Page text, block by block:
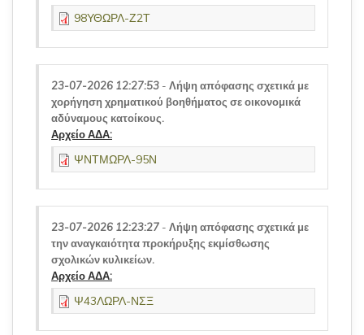
98ΥΘΩΡΛ-Ζ2Τ
23-07-2026 12:27:53 - Λήψη απόφασης σχετικά με
χορήγηση χρηματικού βοηθήματος σε οικονομικά
αδύναμους κατοίκους.
Αρχείο ΑΔΑ:
ΨΝΤΜΩΡΛ-95Ν
23-07-2026 12:23:27 - Λήψη απόφασης σχετικά με
την αναγκαιότητα προκήρυξης εκμίσθωσης
σχολικών κυλικείων.
Αρχείο ΑΔΑ:
Ψ43ΛΩΡΛ-ΝΣΞ